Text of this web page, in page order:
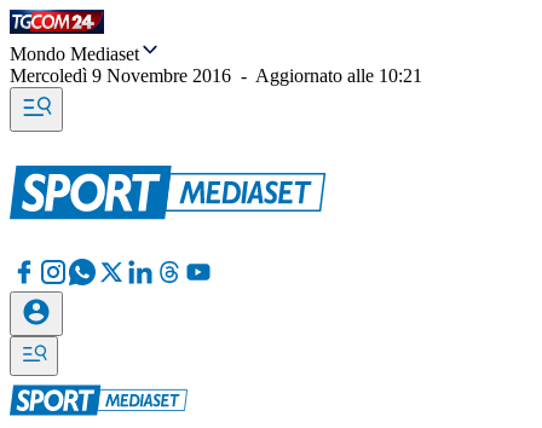
Mondo Mediaset
Mercoledì 9 Novembre 2016 - Aggiornato alle 10:21